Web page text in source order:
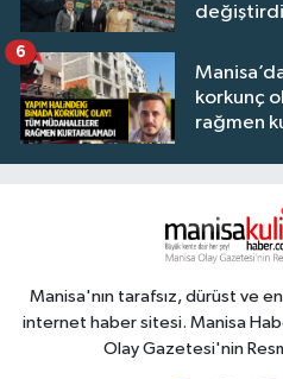
korkunç
rağmen
6
Manisa'nın tarafsız, dürüst ve
internet haber sitesi. Manisa
Olay Gazetesi'nin